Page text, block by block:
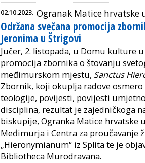
02.10.2023. Ogranak Matice hrvatske
Održana svečana promocija
Jeronima u Štrigovi
Jučer, 2. listopada, u Domu kulture
promocija zbornika o štovanju
međimurskom mjestu, Sanctus
Zbornik, koji okuplja radove
teologije, povijesti, povijesti
disciplina, rezultat je zajedničkoga
biskupije, Ogranka Matice hrvatske
Međimurja i Centra za proučavanje
„Hieronymianum“ iz Splita te je
Bibliotheca Murodravana.